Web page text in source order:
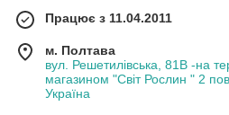
Працює з 11.04.2011
м. Полтава
вул. Решетилівська, 81В -на
магазином "Світ Рослин " 2
Україна